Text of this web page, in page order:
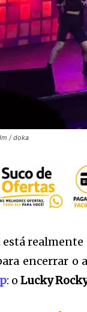
/ doka
está realmente
encerrar o
: oLucky